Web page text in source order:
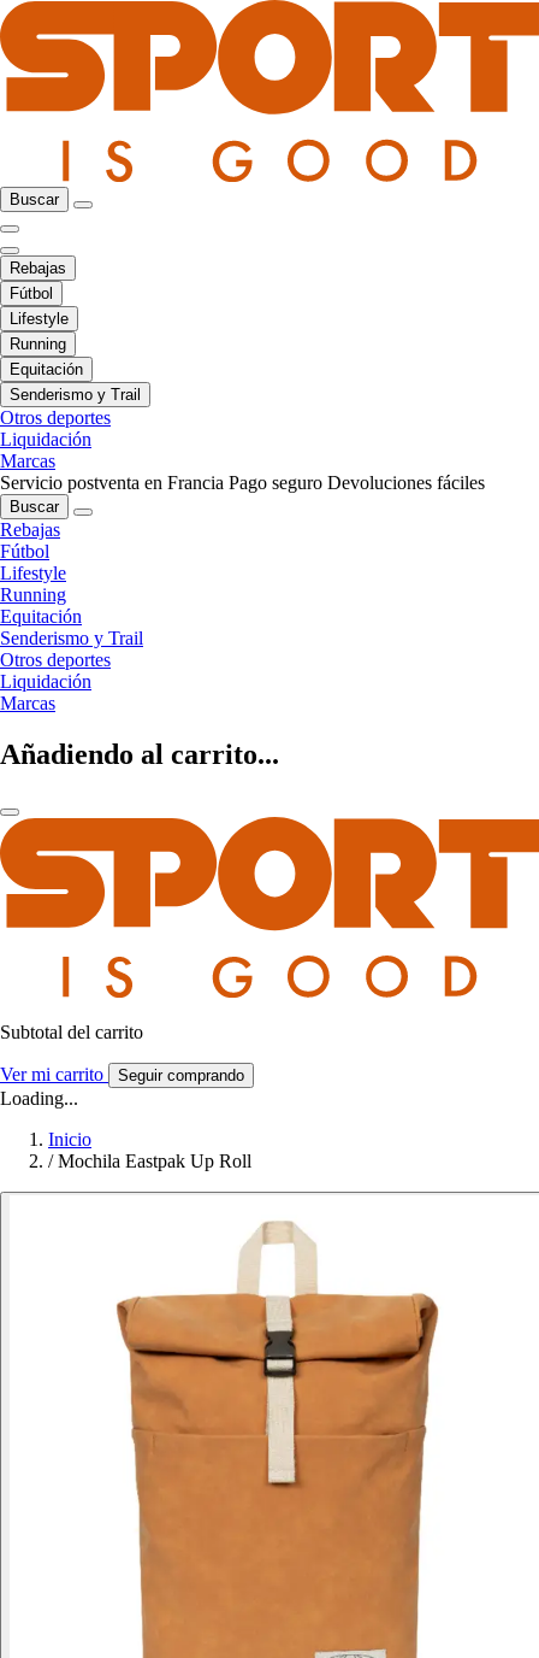
Buscar
Rebajas
Fútbol
Lifestyle
Running
Equitación
Senderismo y Trail
Otros deportes
Liquidación
Marcas
Servicio postventa en Francia Pago seguro Devoluciones fáciles
Buscar
Rebajas
Fútbol
Lifestyle
Running
Equitación
Senderismo y Trail
Otros deportes
Liquidación
Marcas
Añadiendo al carrito...
Subtotal del carrito
Ver mi carrito Seguir comprando
Loading...
Inicio
/ Mochila Eastpak Up Roll